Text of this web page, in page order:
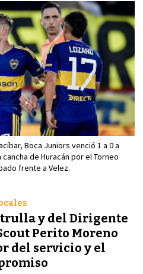
Boca Juniors venció 1 a 0 a
de Huracán por el Torneo
frente a Velez.
y del Dirigente
Perito Moreno
del servicio y el